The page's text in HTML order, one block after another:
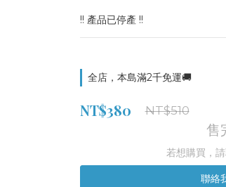
!! 產品已停產 !!
全店，本島滿2千免運🚚
NT$380 NT$510
售
若想購買，請
聯絡